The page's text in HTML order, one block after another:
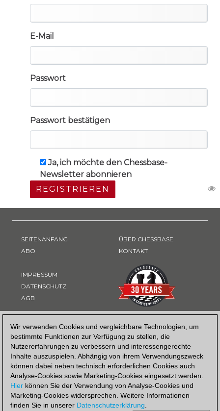
Wir verwenden Cookies und vergleichbare Technologien, um
bestimmte Funktionen zur Verfügung zu stellen, die
Nutzererfahrungen zu verbessern und interessengerechte
Inhalte auszuspielen. Abhängig von ihrem Verwendungszweck
können dabei neben technisch erforderlichen Cookies auch
Analyse-Cookies sowie Marketing-Cookies eingesetzt werden.
Hier können Sie der Verwendung von Analyse-Cookies und
Marketing-Cookies widersprechen. Weitere Informationen
finden Sie in unserer Datenschutzerklärung.
E-Mail
Passwort
Passwort bestätigen
Ja, ich möchte den Chessbase-
Newsletter abonnieren
REGISTRIEREN
SEITENANFANG
ABO
IMPRESSUM
DATENSCHUTZ
AGB
ÜBER CHESSBASE
KONTAKT
ZAHLUNGSART